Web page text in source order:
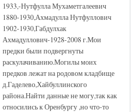
1933,-Нутфулла Мухаметгалеевич
1880-1930,Ахмадулла Нутфуллович
1902-1930,Габдулхак
Ахмадуллович-1928-2008 г.Мои
предки были подвергнуты
раскулачиванию.Могилы моих
предков лежат на родовом кладбище
д.Гаделево,Хайбуллинского
района.Найти данные не могу,так как
относились к Оренбургу ,но что-то